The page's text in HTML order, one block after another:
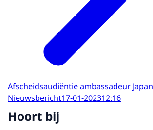
Afscheidsaudiëntie ambassadeur Japan
Nieuwsbericht17-01-202312:16
Hoort bij